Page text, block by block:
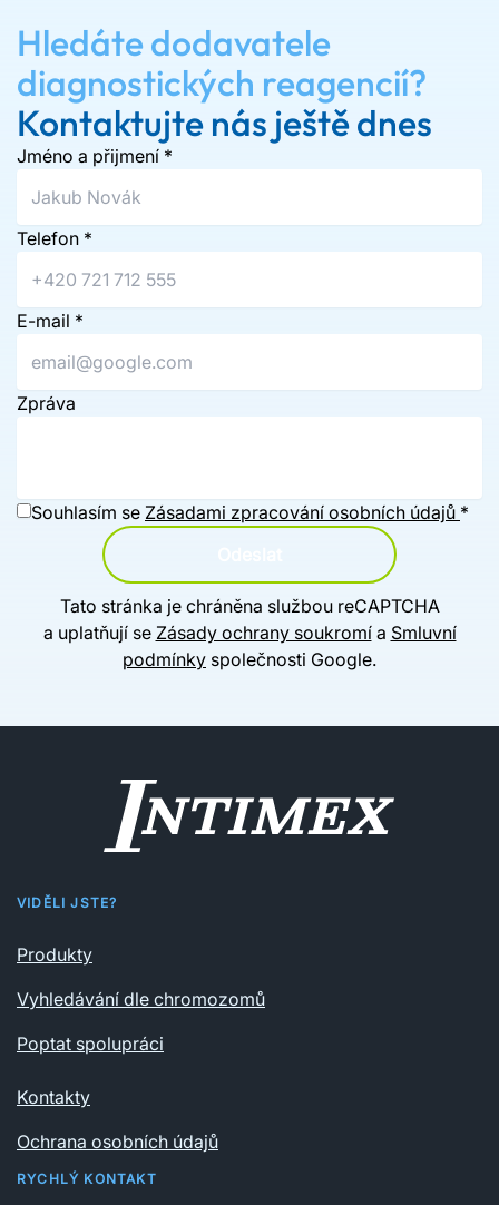
Hledáte dodavatele
diagnostických reagencií?
Kontaktujte nás ještě dnes
Jméno a přijmení *
Telefon *
E-mail *
Zpráva
Souhlasím se Zásadami zpracování osobních údajů *
Tato stránka je chráněna službou reCAPTCHA
a uplatňují se Zásady ochrany soukromía Smluvní
podmínky společnosti Google.
VIDĚLI JSTE?
Produkty
Vyhledávání dle chromozomů
Poptat spolupráci
Kontakty
Ochrana osobních údajů
RYCHLÝ KONTAKT